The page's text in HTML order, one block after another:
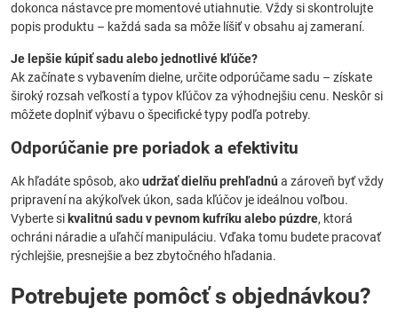
dokonca nástavce pre momentové utiahnutie. Vždy si skontrolujte
popis produktu – každá sada sa môže líšiť v obsahu aj zameraní.
Je lepšie kúpiť sadu alebo jednotlivé kľúče?
Ak začínate s vybavením dielne, určite odporúčame sadu – získate
široký rozsah veľkostí a typov kľúčov za výhodnejšiu cenu. Neskôr si
môžete doplniť výbavu o špecifické typy podľa potreby.
Odporúčanie pre poriadok a efektivitu
Ak hľadáte spôsob, akoudržať dielňu prehľadnú a zároveň byť vždy
pripravení na akýkoľvek úkon, sada kľúčov je ideálnou voľbou.
Vyberte si kvalitnú sadu v pevnom kufríku alebo púzdre, ktorá
ochráni náradie a uľahčí manipuláciu. Vďaka tomu budete pracovať
rýchlejšie, presnejšie a bez zbytočného hľadania.
Potrebujete pomôcť s objednávkou?